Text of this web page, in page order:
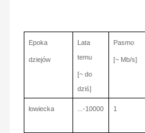
Epoka
dziejów
Lata
temu
[~ do
dziś]
Pasmo
[~ Mb/s]
łowiecka ...-10000 1